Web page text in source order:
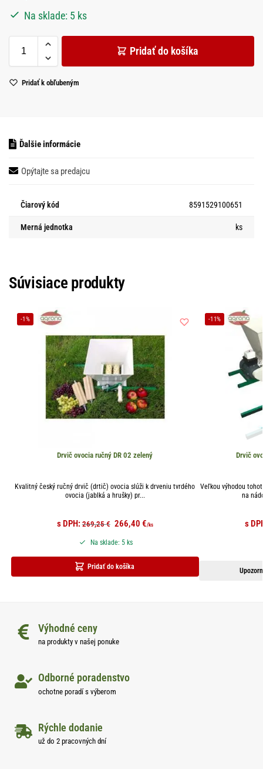
Na sklade: 5 ks
Pridať do košíka
Pridať k obľubeným
Ďalšie informácie
Opýtajte sa predajcu
Čiarový kód 8591529100651
Merná jednotka ks
Súvisiace produkty
-1%
Drvič ovocia ručný DR 02 zelený
Kvalitný český ručný drvič (drtič) ovocia slúži k drveniu tvrdého
ovocia (jablká a hrušky) pr...
s DPH:269,25€ 266,40 €/ks
Pridať do košíka
Na sklade: 5 ks
-11%
Drvič
Veľkou výhodou
na
s
Výhodné ceny
na produkty v našej ponuke
Odborné poradenstvo
ochotne poradí s výberom
Rýchle dodanie
už do 2 pracovných dní